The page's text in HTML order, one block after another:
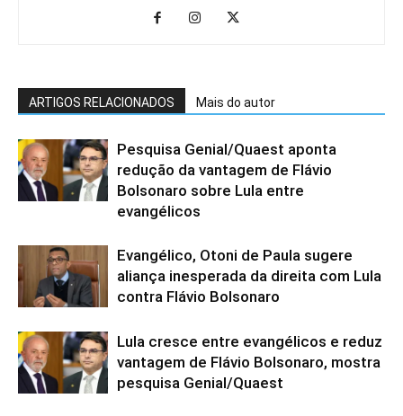
ARTIGOS RELACIONADOS Mais do autor
Pesquisa Genial/Quaest aponta
redução da vantagem de Flávio
Bolsonaro sobre Lula entre
evangélicos
Evangélico, Otoni de Paula sugere
aliança inesperada da direita com Lula
contra Flávio Bolsonaro
Lula cresce entre evangélicos e reduz
vantagem de Flávio Bolsonaro, mostra
pesquisa Genial/Quaest